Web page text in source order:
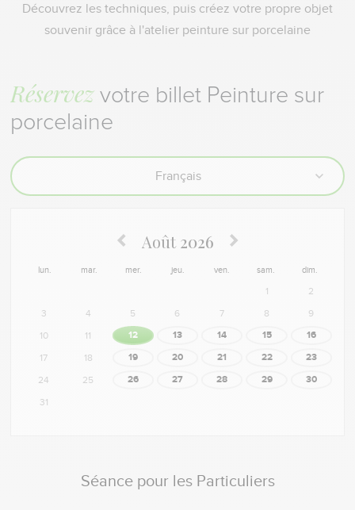
Découvrez les techniques, puis créez votre propre objet
souvenir grâce à l'atelier peinture sur porcelaine
Réservez votre billet Peinture sur
porcelaine
Août 2026
lun. mar. mer. jeu. ven. sam. dim.
1
2
3
4 5 6 7 8
9
10
11 12 13 14 15 16
17 18 19 20 21 22 23
24 25 26 27 28 29 30
31
Séance pour les Particuliers